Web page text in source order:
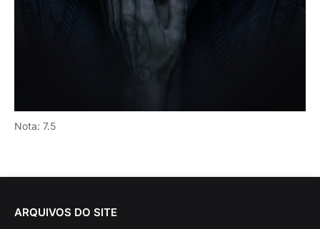
Nota: 7.5
ARQUIVOS DO SITE